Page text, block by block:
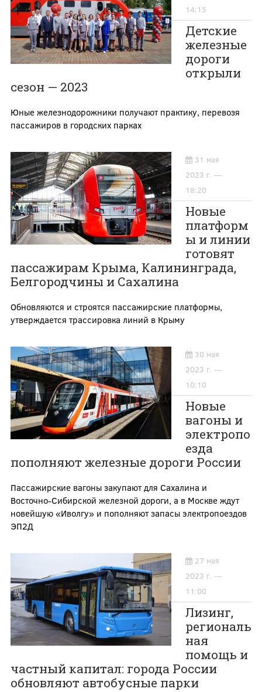
14:15
Детские
железные
дороги
открыли
сезон — 2023
Юные железнодорожники получают практику, перевозя
пассажиров в городских парках
31 мая
2023 г. —
18:20
Новые
платформ
ы и линии
готовят
пассажирам Крыма, Калининграда,
Белгородчины и Сахалина
Обновляются и строятся пассажирские платформы,
утверждается трассировка линий в Крыму
30 мая
2023 г. —
10:10
Новые
вагоны и
электропо
езда
пополняют железные дороги России
Пассажирские вагоны закупают для Сахалина и
Восточно-Сибирской железной дороги, а в Москве ждут
новейшую «Иволгу» и пополняют запасы электропоездов
ЭП2Д
27 мая
2023 г. —
11:00
Лизинг,
региональ
ная
помощь и
частный капитал: города России
обновляют автобусные парки